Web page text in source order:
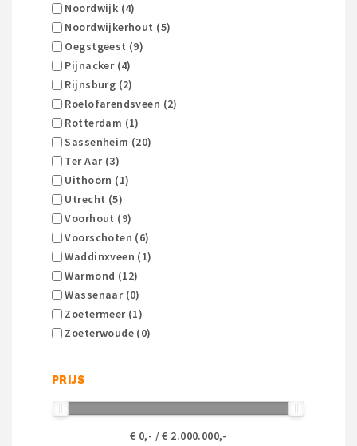
Noordwijk (4)
Noordwijkerhout (5)
Oegstgeest (9)
Pijnacker (4)
Rijnsburg (2)
Roelofarendsveen (2)
Rotterdam (1)
Sassenheim (20)
Ter Aar (3)
Uithoorn (1)
Utrecht (5)
Voorhout (9)
Voorschoten (6)
Waddinxveen (1)
Warmond (12)
Wassenaar (0)
Zoetermeer (1)
Zoeterwoude (0)
PRIJS
€ 0,- / € 2.000.000,-